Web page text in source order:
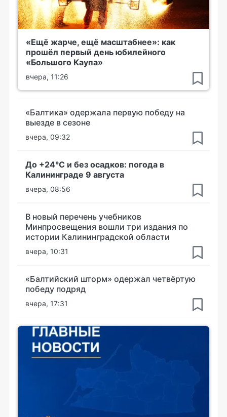
«Ещё жарче, ещё масштабнее»: как
прошёл первый день юбилейного
«Большого Каупа»
вчера, 11:26
«Балтика» одержала первую победу на
выезде в сезоне
вчера, 09:32
До +24°С и без осадков: погода в
Калининграде 9 августа
вчера, 08:56
В новый перечень учебников
Минпросвещения вошли три издания по
истории Калининградской области
вчера, 10:31
«Балтийский шторм» одержал четвёртую
победу подряд
вчера, 17:31